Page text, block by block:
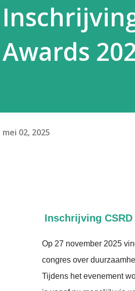
Inschrijving
Awards
mei 02, 2025
Inschrijving CSRD
Op 27 november 2025
congres over
Tijdens het evenement